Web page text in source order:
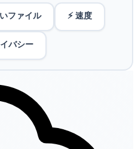
ファイル ⚡ 速度
バシー